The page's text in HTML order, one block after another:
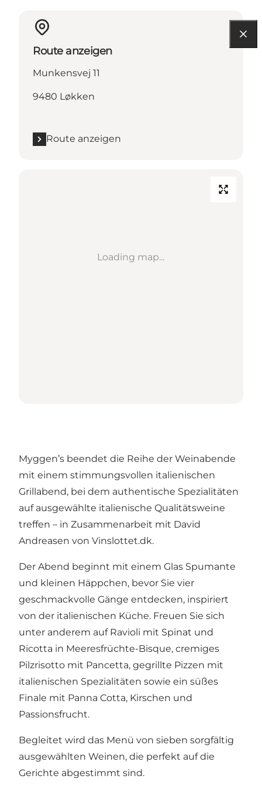
Route anzeigen
Munkensvej 11
9480 Løkken
Route anzeigen
Loading map...
Myggen’s beendet die Reihe der Weinabende
mit einem stimmungsvollen italienischen
Grillabend, bei dem authentische Spezialitäten
auf ausgewählte italienische Qualitätsweine
treffen – in Zusammenarbeit mit David
Andreasen von Vinslottet.dk.
Der Abend beginnt mit einem Glas Spumante
und kleinen Häppchen, bevor Sie vier
geschmackvolle Gänge entdecken, inspiriert
von der italienischen Küche. Freuen Sie sich
unter anderem auf Ravioli mit Spinat und
Ricotta in Meeresfrüchte-Bisque, cremiges
Pilzrisotto mit Pancetta, gegrillte Pizzen mit
italienischen Spezialitäten sowie ein süßes
Finale mit Panna Cotta, Kirschen und
Passionsfrucht.
Begleitet wird das Menü von sieben sorgfältig
ausgewählten Weinen, die perfekt auf die
Gerichte abgestimmt sind.